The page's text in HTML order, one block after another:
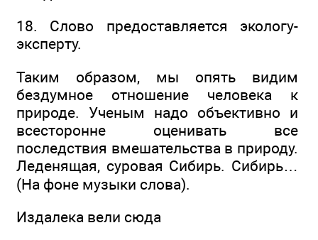
18. Слово предоставляется экологу-
эксперту.
Таким образом, мы опять видим
бездумное отношение человека к
природе. Ученым надо объективно и
всесторонне оценивать все
последствия вмешательства в природу.
Леденящая, суровая Сибирь. Сибирь…
(На фоне музыки слова).
Издалека вели сюда